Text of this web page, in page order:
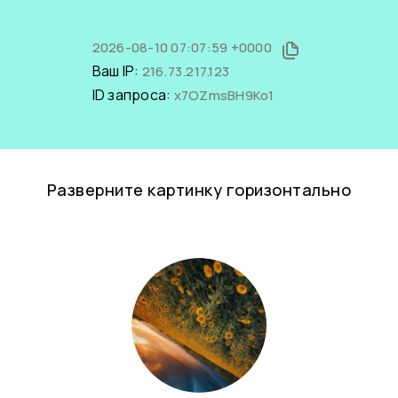
2026-08-10 07:07:59 +0000
Ваш IP: 216.73.217.123
ID запроса: x7OZmsBH9Ko1
Разверните картинку горизонтально